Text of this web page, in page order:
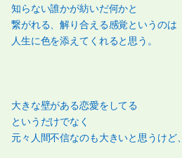
知らない誰かが紡いだ何かと
繋がれる、解り合える感覚というのは
人生に色を添えてくれると思う。
大きな壁がある恋愛をしてる
というだけでなく
元々人間不信なのも大きいと思うけど、